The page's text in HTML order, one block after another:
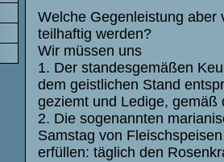
Welche Gegenleistung aber
teilhaftig werden?
Wir müssen uns
1. Der standesgemäßen
dem geistlichen Stand
geziemt und Ledige,
2. Die sogenannten
Samstag von
erfüllen: täglich den